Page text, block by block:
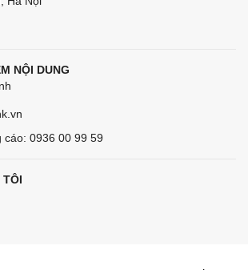
NỘI DUNG
cáo: 0936 00 99 59
TÔI